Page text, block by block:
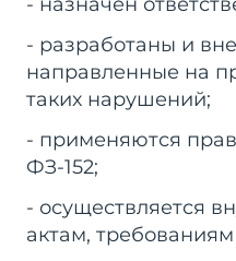
- разработаны и
направленные на
таких нарушений;
- применяются
ФЗ-152;
- осуществляется
актам,